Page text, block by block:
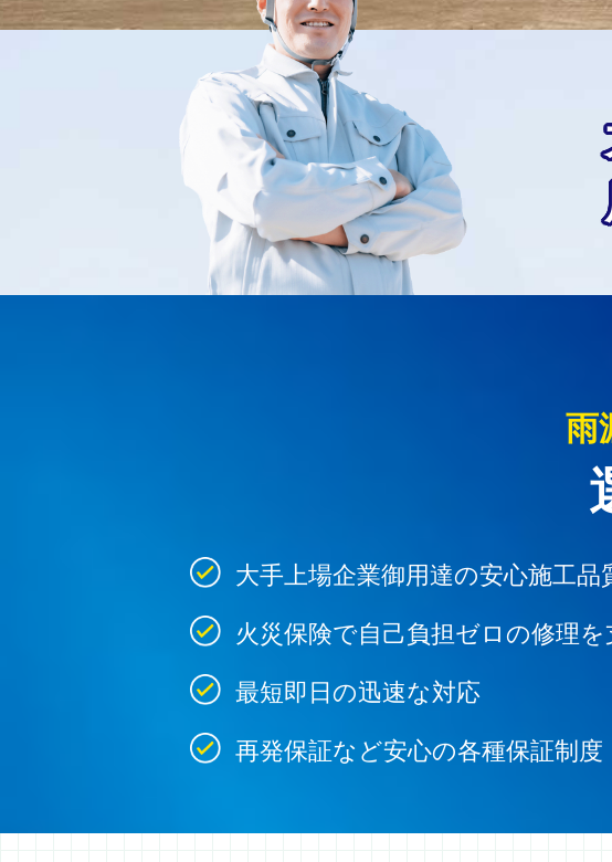
雨
大手上場企業御用達の安心施工品
火災保険で自己負担ゼロの修理を
最短即日の迅速な対応
再発保証など安心の各種保証制度